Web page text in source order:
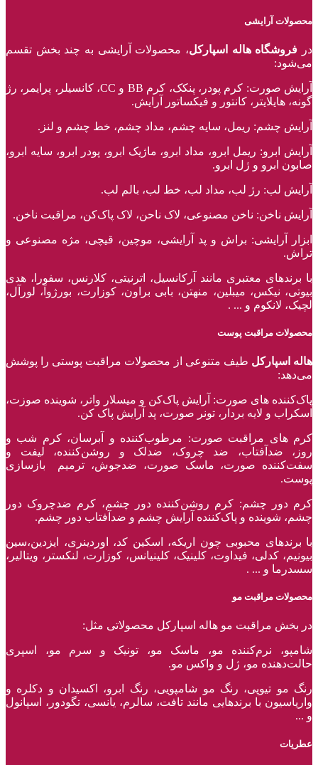
محصولات آرایشی
در فروشگاه هاله اسپارکل، محصولات آرایشی به چند بخش تقسم
می‌شود:
آرایش صورت: کرم پودر، پنکک، کرم BB و CC، کانسیلر، پرایمر، رژ‌
گونه، هایلایتر، کانتور و فیکساتور آرایش.
آرایش چشم: ریمل، سایه چشم، مداد چشم، خط چشم و لنز.
آرایش ابرو: ریمل ابرو، مداد ابرو، ماژیک ابرو، پودر ابرو، سایه ابرو،
صابون ابرو و ژل ابرو.
آرایش لب: رژ لب، مداد لب، خط لب، بالم لب.
آرایش ناخن: ناخن مصنوعی، لاک ناحن، لاک پاک‌کن، مراقبت ناخن.
ابزار آرایشی: براش و پد آرایشی، موچین، قیچی، مژه مصنوعی و
تراش.
با برند‌های معتبری مانند آرکانسیل، اترنیتی، کلارنس، سفورا، هدی
بیوتی، نیکس، میبلین، منهتن، بابی براون، کوزارت، بورژوآ، لورآل،
لچیک، لانکوم و ... .
محصولات مراقبت پوست
هاله اسپارکل طیف متنوعی از محصولات مراقبت پوستی را پوشش
می‌دهد:
پاک‌کننده ‌های صورت: آرایش پاک‌کن و میسلار واتر، شوینده صوزت،
اسکراب و لایه بردار، تونر صورت، پد آرایش پاک کن.
کرم های مراقبت صورت: مرطوب‌کننده و آبرسان، کرم شب و
روز، ضدآفتاب، ضد چروک، ضدلک و روشن‌کننده، لیفت و
سفت‌کننده صورت، ماسک صورت، ضدجوش، ترمیم بازسازی
پوست.
کرم دور چشم: کرم روشن‌کننده دور چشم، کرم ضدچروک دور
چشم، شوینده و پاک‌کننده آرایش چشم و ضدآفتاب دور چشم.
با برند‌های محبوبی چون اریکه، اسکین کد، اوردینری، ایزدین،سین
بیونیم، کدلی، فیداوت، کلینیک، کلینیانس، کوزارت، لنکستر، ویتالیر،
سسدرما و ... .
محصولات مراقبت مو
در بخش مراقبت مو هاله اسپارکل محصولاتی مثل:
شامپو، نرم‌کننده مو، ماسک مو، تونیک و سرم مو، اسپری
حالت‌دهنده مو، ژل و واکس مو.
رنگ مو تیوپی، رنگ مو شامپویی، رنگ ابرو، اکسیدان و دکلره و
واریاسیون با برند‌هایی مانند تافت، سالرم، یانسی، تگودور، اسپانول
و ...
عطریات